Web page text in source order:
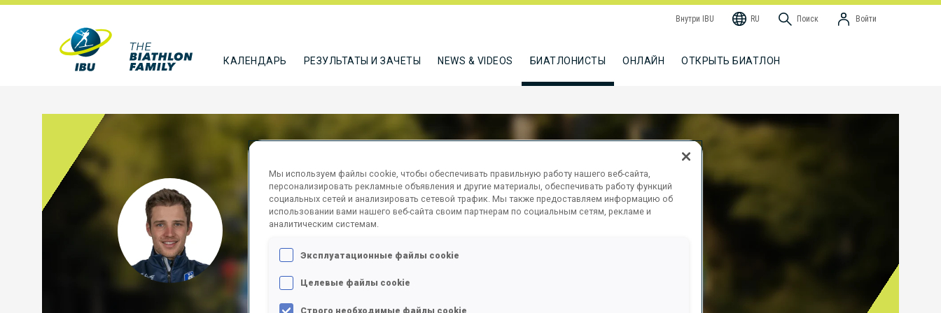
Внутри IBU RU Поиск Войти
КАЛЕНДАРЬ РЕЗУЛЬТАТЫ И ЗАЧЕТЫ NEWS & VIDEOS БИАТЛОНИСТЫ ОНЛАЙН ОТКРЫТЬ БИАТЛОН
ZINGERLE DAVID
ПОДПИСАТЬСЯ
Мы используем файлы cookie, чтобы обеспечивать правильную работу нашего веб-сайта,
персонализировать рекламные объявления и другие материалы, обеспечивать работу функций
социальных сетей и анализировать сетевой трафик. Мы также предоставляем информацию об
использовании вами нашего веб-сайта своим партнерам по социальным сетям, рекламе и
аналитическим системам.
Эксплуатационные файлы cookie
Целевые файлы cookie
Строго необходимые файлы cookie